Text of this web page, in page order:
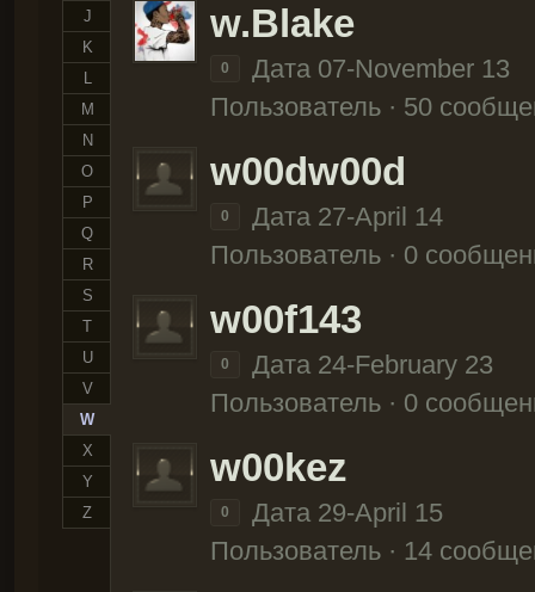
J
K
L
M
N
O
P
Q
R
S
T
U
V
W
X
Y
Z
w.Blake
0
Дата 07-November 13
Пользователь · 50
w00dw00d
0
Дата 27-April 14
Пользователь · 0
w00f143
0
Дата 24-February 23
Пользователь · 0
w00kez
0
Дата 29-April 15
Пользователь · 14